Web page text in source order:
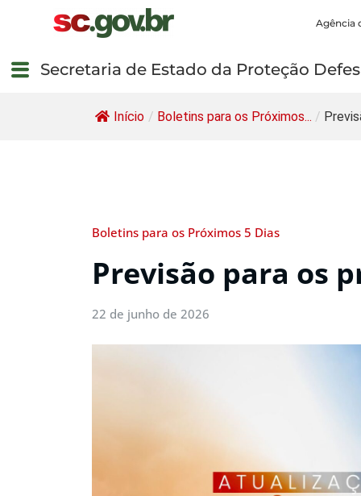
Agência
Secretaria de Estado da Proteção
Início / Boletins para os Próximos... /
Boletins para os Próximos 5 Dias
Previsão para os
22 de junho de 2026